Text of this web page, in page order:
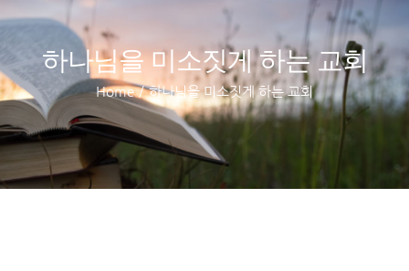
하나님을 미소짓게 하는 교회
Home / 하나님을 미소짓게 하는 교회